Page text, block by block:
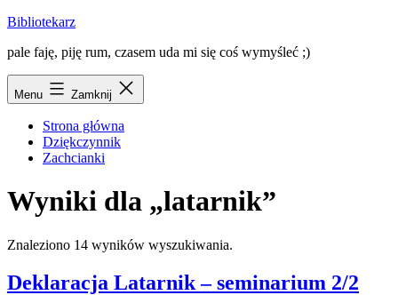
Przejdź
treści
Bibliotekarz
pale faję, piję rum, czasem uda mi się coś wymyśleć ;)
Menu Zamknij
Strona główna
Dziękczynnik
Zachcianki
Wyniki dla „latarnik”
Znaleziono 14 wyników wyszukiwania.
Deklaracja Latarnik – seminarium 2/2